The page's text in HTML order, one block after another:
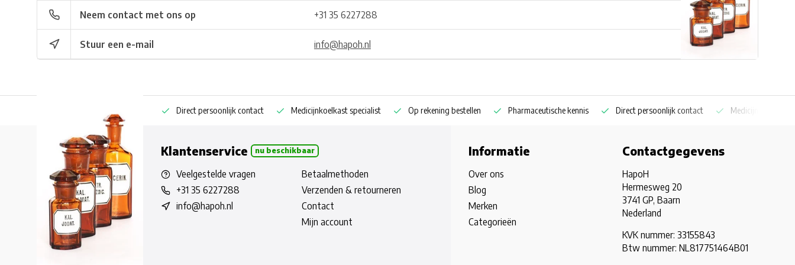
Neem contact met ons op +31 35 6227288
Stuur een e-mail info@hapoh.nl
Direct persoonlijk contact Medicijnkoelkast specialist Op rekening bestellen Pharmaceutische kennis Direct persoonlijk contact Medicijnkoelkast
Klantenservice nu beschikbaar
Veelgestelde vragen
+31 35 6227288
info@hapoh.nl
Betaalmethoden
Verzenden & retourneren
Contact
Mijn account
Informatie
Over ons
Blog
Merken
Categorieën
Contactgegevens
HapoH
Hermesweg 20
3741 GP, Baarn
Nederland
KVK nummer: 33155843
Btw nummer: NL817751464B01